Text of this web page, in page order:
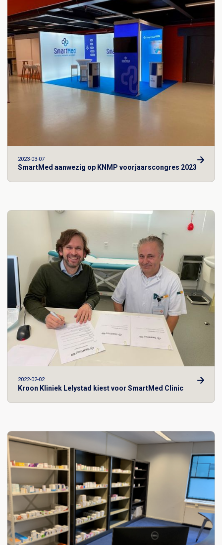
2023-03-07
SmartMed aanwezig op KNMP voorjaarscongres 2023
2022-02-02
Kroon Kliniek Lelystad kiest voor SmartMed Clinic